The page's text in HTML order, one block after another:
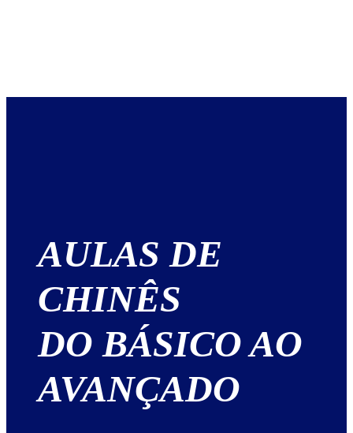
AULAS DE
CHINÊS
DO BÁSICO AO
AVANÇADO